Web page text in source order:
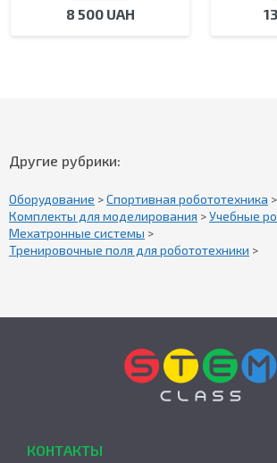
8 500 UAH
Другие рубрики:
Оборудование >Спортивная робототехника >
Комплекты для моделирования >Учебные
Мехатронные системы >
Тренировочные поля для робототехники >
КОНТАКТЫ